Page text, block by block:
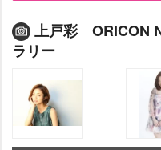
上戸彩 ORICON
ラリー